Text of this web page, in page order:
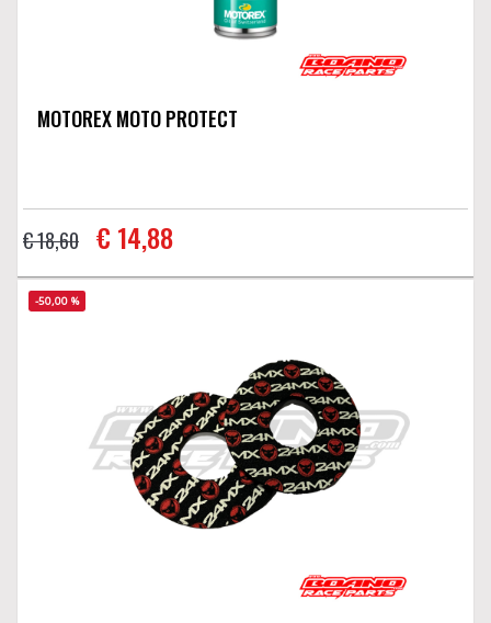
MOTOREX MOTO PROTECT
€ 18,60 € 14,88
-50,00 %